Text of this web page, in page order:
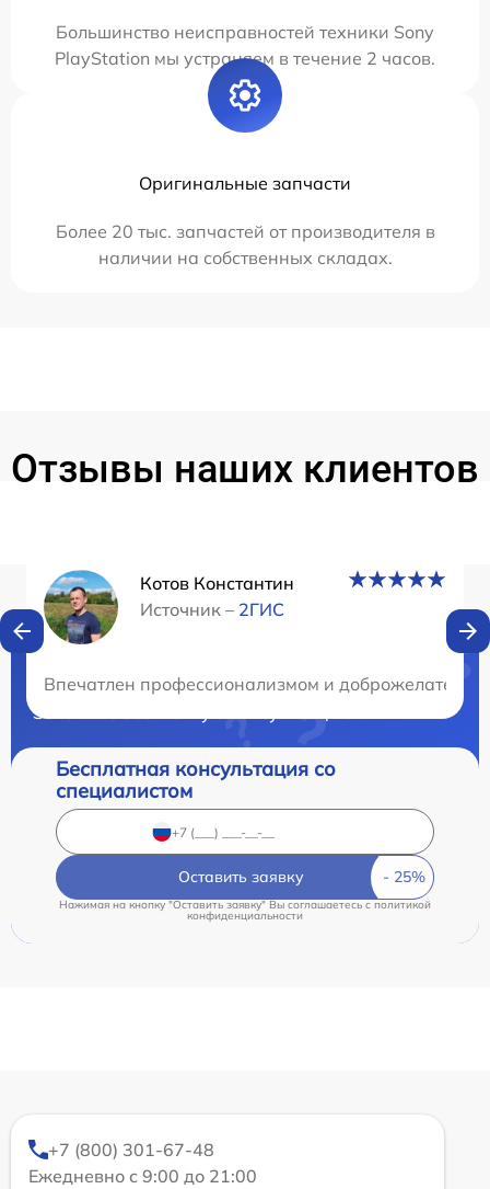
Большинство неисправностей техники Sony
PlayStation мы устраняем в течение 2 часов.
Оригинальные запчасти
Более 20 тыс. запчастей от производителя в
наличии на собственных складах.
Отзывы наших клиентов
Котов Константин
Источник – 2ГИС
Впечатлен профессионализмом и
Нужна консультация?
Закажите бесплатную консультацию
Бесплатная консультация со
специалистом
Оставить заявку
Нажимая на кнопку "Оставить заявку" Вы соглашаетесь cполитикой
конфиденциальности
+7 (800) 301-67-48
Ежедневно с 9:00 до 21:00